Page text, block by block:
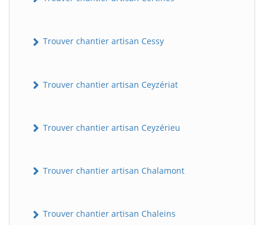
Trouver chantier artisan Cessy
Trouver chantier artisan Ceyzériat
Trouver chantier artisan Ceyzérieu
Trouver chantier artisan Chalamont
Trouver chantier artisan Chaleins